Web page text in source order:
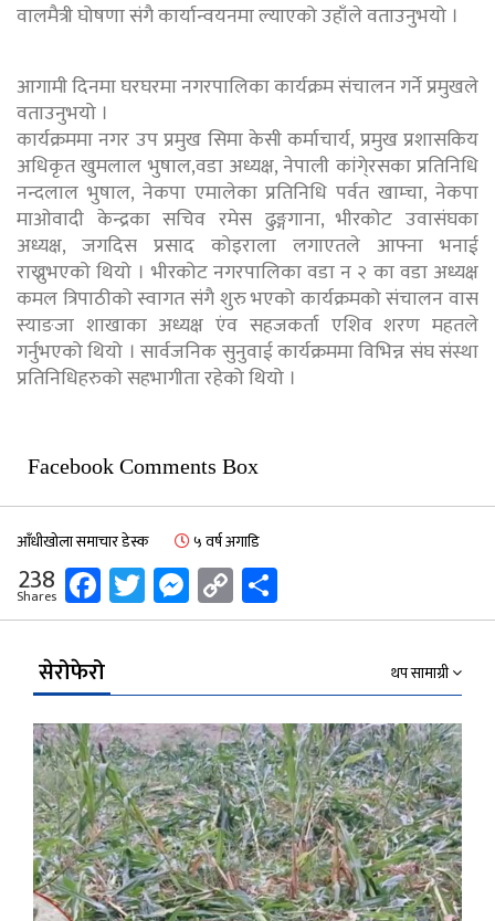
वालमैत्री घोषणा संगै कार्यान्वयनमा ल्याएको उहाँले वताउनुभयो ।
आगामी दिनमा घरघरमा नगरपालिका कार्यक्रम संचालन गर्ने प्रमुखले
वताउनुभयो ।
कार्यक्रममा नगर उप प्रमुख सिमा केसी कर्माचार्य, प्रमुख प्रशासकिय
अधिकृत खुमलाल भुषाल,वडा अध्यक्ष, नेपाली कांगे्रसका प्रतिनिधि
नन्दलाल भुषाल, नेकपा एमालेका प्रतिनिधि पर्वत खाम्चा, नेकपा
माओवादी केन्द्रका सचिव रमेस ढुङ्गगाना, भीरकोट उवासंघका
अध्यक्ष, जगदिस प्रसाद कोइराला लगाएतले आफ्ना भनाई
राख्नुभएको थियो । भीरकोट नगरपालिका वडा न २ का वडा अध्यक्ष
कमल त्रिपाठीको स्वागत संगै शुरु भएको कार्यक्रमको संचालन वास
स्याङजा शाखाका अध्यक्ष एंव सहजकर्ता एशिव शरण महतले
गर्नुभएको थियो । सार्वजनिक सुनुवाई कार्यक्रममा विभिन्न संघ संस्था
प्रतिनिधिहरुको सहभागीता रहेको थियो ।
Facebook Comments Box
आँधीखोला समाचार डेस्क ५ वर्ष अगाडि
238
Shares Facebook
Twitter
Messenger
Copy
Link
सेरोफेरो थप सामाग्री